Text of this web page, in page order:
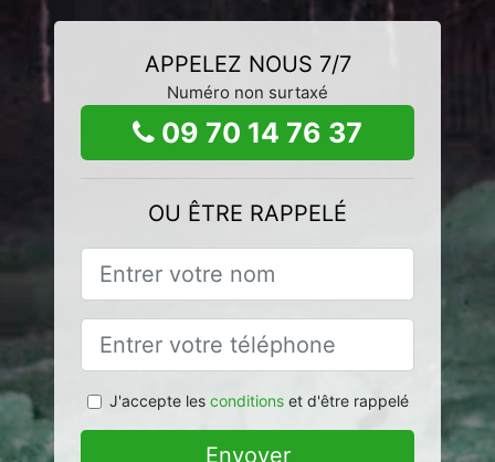
APPELEZ NOUS 7/7
Numéro non surtaxé
09 70 14 76 37
OU ÊTRE RAPPELÉ
J'accepte les conditionset d'être rappelé
Envoyer